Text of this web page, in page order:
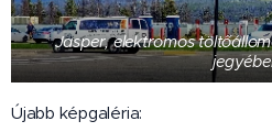
Jasper, elektromos
Újabb képgaléria: